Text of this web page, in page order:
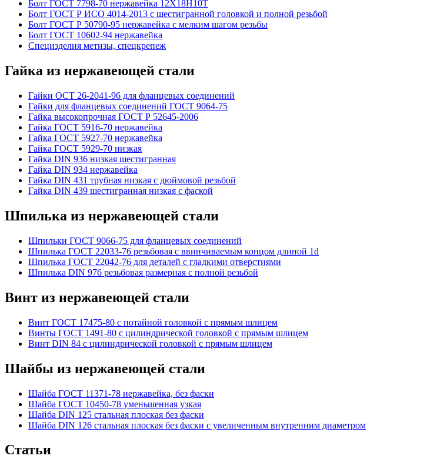
Болт ГОСТ 7798-70 нержавейка 12Х18Н10Т
Болт ГОСТ Р ИСО 4014-2013 с шестигранной головкой и полной резьбой
Болт ГОСТ Р 50790-95 нержавейка с мелким шагом резьбы
Болт ГОСТ 10602-94 нержавейка
Специзделия метизы, cпецкрепеж
Гайка из нержавеющей стали
Гайки ОСТ 26-2041-96 для фланцевых соединений
Гайки для фланцевых соединений ГОСТ 9064-75
Гайка высокопрочная ГОСТ Р 52645-2006
Гайка ГОСТ 5916-70 нержавейка
Гайка ГОСТ 5927-70 нержавейка
Гайка ГОСТ 5929-70 низкая
Гайка DIN 936 низкая шестигранная
Гайка DIN 934 нержавейка
Гайка DIN 431 трубная низкая с дюймовой резьбой
Гайка DIN 439 шестигранная низкая с фаской
Шпилька из нержавеющей стали
Шпильки ГОСТ 9066-75 для фланцевых соединений
Шпилька ГОСТ 22033-76 резьбовая с ввинчиваемым концом длиной 1d
Шпилька ГОСТ 22042-76 для деталей с гладкими отверстиями
Шпилька DIN 976 резьбовая размерная с полной резьбой
Винт из нержавеющей стали
Винт ГОСТ 17475-80 с потайной головкой с прямым шлицем
Винты ГОСТ 1491-80 с цилиндрической головкой с прямым шлицем
Винт DIN 84 с цилиндрической головкой с прямым шлицем
Шайбы из нержавеющей стали
Шайба ГОСТ 11371-78 нержавейка, без фаски
Шайба ГОСТ 10450-78 уменьшенная узкая
Шайба DIN 125 стальная плоская без фаски
Шайба DIN 126 стальная плоская без фаски с увеличенным внутренним диаметром
Статьи